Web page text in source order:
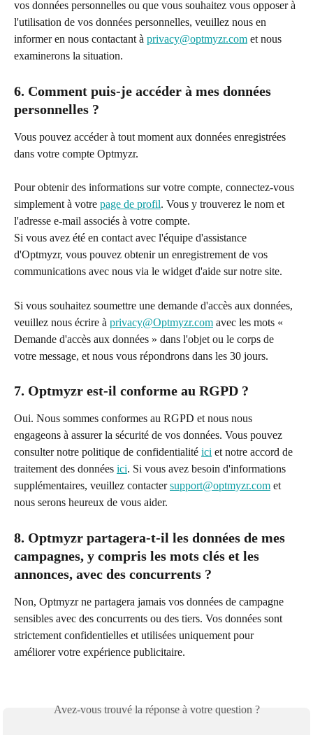
vos données personnelles ou que vous souhaitez vous opposer à
l'utilisation de vos données personnelles, veuillez nous en
informer en nous contactant à privacy@optmyzr.com et nous
examinerons la situation.
6. Comment puis-je accéder à mes données
personnelles ?
Vous pouvez accéder à tout moment aux données enregistrées
dans votre compte Optmyzr.
Pour obtenir des informations sur votre compte, connectez-vous
simplement à votre page de profil. Vous y trouverez le nom et
l'adresse e-mail associés à votre compte.
Si vous avez été en contact avec l'équipe d'assistance
d'Optmyzr, vous pouvez obtenir un enregistrement de vos
communications avec nous via le widget d'aide sur notre site.
Si vous souhaitez soumettre une demande d'accès aux données,
veuillez nous écrire à privacy@Optmyzr.com avec les mots «
Demande d'accès aux données » dans l'objet ou le corps de
votre message, et nous vous répondrons dans les 30 jours.
7. Optmyzr est-il conforme au RGPD ?
Oui. Nous sommes conformes au RGPD et nous nous
engageons à assurer la sécurité de vos données. Vous pouvez
consulter notre politique de confidentialité ici et notre accord de
traitement des données ici. Si vous avez besoin d'informations
supplémentaires, veuillez contacter support@optmyzr.com et
nous serons heureux de vous aider.
8. Optmyzr partagera-t-il les données de mes
campagnes, y compris les mots clés et les
annonces, avec des concurrents ?
Non, Optmyzr ne partagera jamais vos données de campagne
sensibles avec des concurrents ou des tiers. Vos données sont
strictement confidentielles et utilisées uniquement pour
améliorer votre expérience publicitaire.
Avez-vous trouvé la réponse à votre question ?